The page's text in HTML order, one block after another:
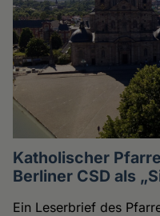
Katholischer
Berliner CSD als
Ein Leserbrief des